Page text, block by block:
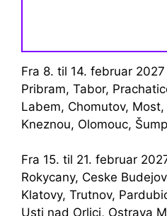
Fra 8. til 14. februar
Pribram, Tabor,
Labem, Chomutov,
Kneznou, Olomouc,
Fra 15. til 21. februar
Rokycany, Ceske
Klatovy, Trutnov,
Usti nad Orlici, Ostrava